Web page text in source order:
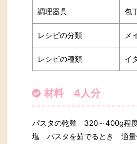
調理器具 包
レシピの分類 メ
レシピの種類 イ
材料 4人分
パスタの乾麺 320～400g程
塩 パスタを茹でるとき 適